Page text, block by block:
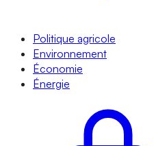
Politique agricole
Environnement
Économie
Énergie